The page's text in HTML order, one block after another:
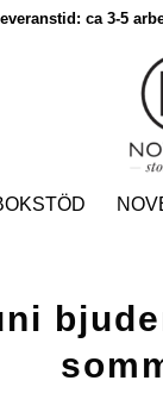
ca 3-5